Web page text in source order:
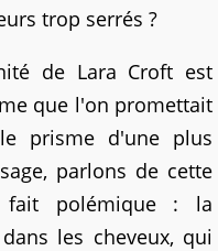
trop serrés ?
de Lara Croft est
que l'on promettait
prisme d'une plus
parlons de cette
fait polémique : la
les cheveux, qui